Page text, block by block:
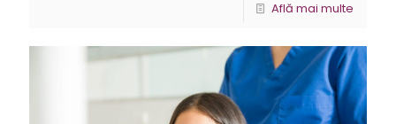
Află mai multe